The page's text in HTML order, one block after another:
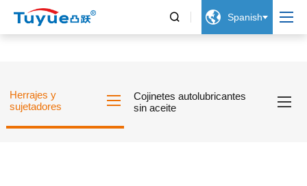
  Spanish
Herrajes y
sujetadores
Cojinetes autolubricantes
sin aceite